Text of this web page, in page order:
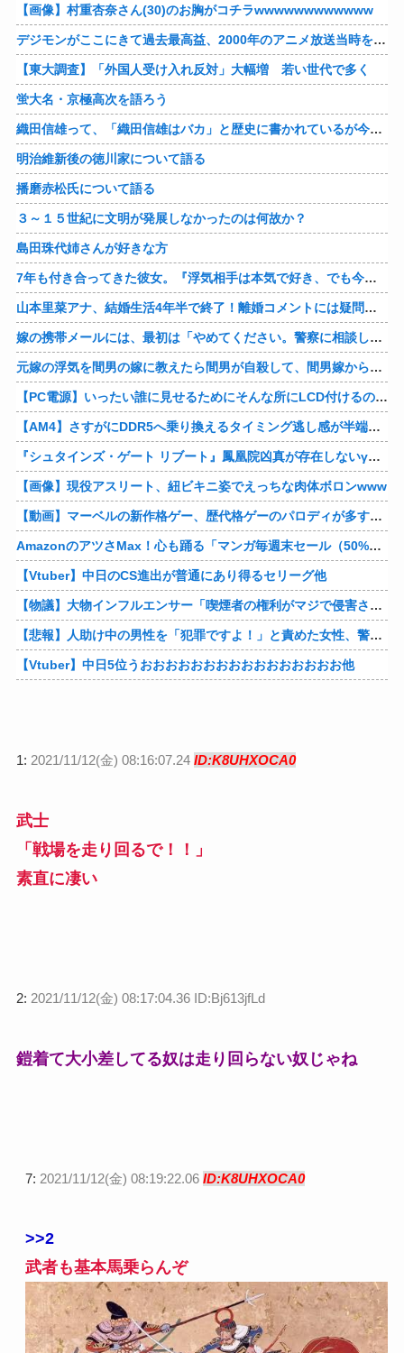
【画像】村重杏奈さん(30)のお胸がコチラwwwwwwwwwwww
デジモンがここにきて過去最高益、2000年のアニメ放送当時を上回る
【東大調査】「外国人受け入れ反対」大幅増 若い世代で多く
蛍大名・京極高次を語ろう
織田信雄って、「織田信雄はバカ」と歴史に書かれているが今まで家が残っているんでバカではないよな？
明治維新後の徳川家について語る
播磨赤松氏について語る
３～１５世紀に文明が発展しなかったのは何故か？
島田珠代姉さんが好きな方
7年も付き合ってきた彼女。『浮気相手は本気で好き、でも今の生活は壊したくない。あなたは家族で、浮気相手は恋人。それじゃ駄目なの？』人の心なんて持ってなかったｗ
山本里菜アナ、結婚生活4年半で終了！離婚コメントには疑問の声
嫁の携帯メールには、最初は「やめてください。警察に相談します」とかだったけど、最近は「昨日もすごかった。間君のが中でビクピｋ（ｒｙ」とｗ しかも羽目鳥も満載だった！
元嫁の浮気を間男の嫁に教えたら間男が自殺して、間男嫁から感謝されつつ元嫁に『いつ死ぬの？』と笑顔で言われた衝撃
【PC電源】いったい誰に見せるためにそんな所にLCD付けるのかな
【AM4】さすがにDDR5へ乗り換えるタイミング逃し感が半端ない
『シュタインズ・ゲート リブート』鳳凰院凶真が存在しないγ（ガンマ）世界線が追加される
【画像】現役アスリート、紐ビキニ姿でえっちな肉体ボロンwww
【動画】マーベルの新作格ゲー、歴代格ゲーのパロディが多すぎて話題にwwwwwww
AmazonのアツさMax！心も踊る「マンガ毎週末セール（50%還元）」2日目襲来！他
【Vtuber】中日のCS進出が普通にあり得るセリーグ他
【物議】大物インフルエンサー「喫煙者の権利がマジで侵害されてる。いくら税金払ってるんだ」他
【悲報】人助け中の男性を「犯罪ですよ！」と責めた女性、警察が来た瞬間逃げる他
【Vtuber】中日5位うおおおおおおおおおおおおおおおお他
1: 2021/11/12(金) 08:16:07.24 ID:K8UHXOCA0
武士
「戦場を走り回るで！！」
素直に凄い
2: 2021/11/12(金) 08:17:04.36 ID:Bj613jfLd
鎧着て大小差してる奴は走り回らない奴じゃね
7: 2021/11/12(金) 08:19:22.06 ID:K8UHXOCA0
>>2
武者も基本馬乗らんぞ